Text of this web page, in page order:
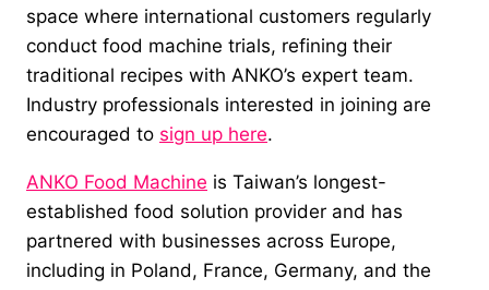
space where international customers regularly
conduct food machine trials, refining their
traditional recipes with ANKO’s expert team.
Industry professionals interested in joining are
encouraged to sign up here.
ANKO Food Machine is Taiwan’s longest-
established food solution provider and has
partnered with businesses across Europe,
including in Poland, France, Germany, and the